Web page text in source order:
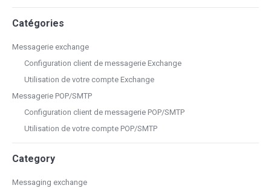
Catégories
Messagerie exchange
Configuration client de messagerie Exchange
Utilisation de votre compte Exchange
Messagerie POP/SMTP
Configuration client de messagerie POP/SMTP
Utilisation de votre compte POP/SMTP
Category
Messaging exchange